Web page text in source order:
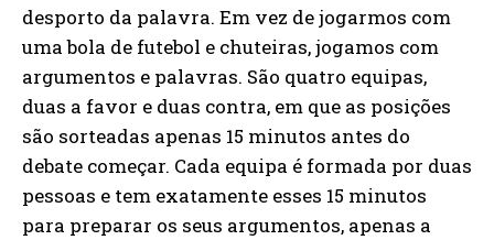
desporto da palavra. Em vez de jogarmos com
uma bola de futebol e chuteiras, jogamos com
argumentos e palavras. São quatro equipas,
duas a favor e duas contra, em que as posições
são sorteadas apenas 15 minutos antes do
debate começar. Cada equipa é formada por duas
pessoas e tem exatamente esses 15 minutos
para preparar os seus argumentos, apenas a